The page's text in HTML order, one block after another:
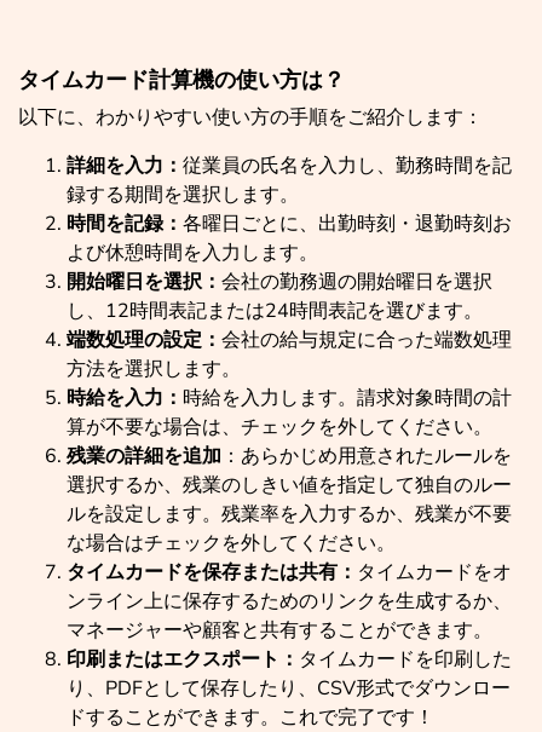
タイムカード計算機の使い方は？
以下に、わかりやすい使い方の手順をご紹介します：
詳細を入力： 従業員の氏名を入力し、勤務時間を記
録する期間を選択します。
時間を記録： 各曜日ごとに、出勤時刻・退勤時刻お
よび休憩時間を入力します。
開始曜日を選択： 会社の勤務週の開始曜日を選択
し、12時間表記または24時間表記を選びます。
端数処理の設定： 会社の給与規定に合った端数処理
方法を選択します。
時給を入力： 時給を入力します。請求対象時間の計
算が不要な場合は、チェックを外してください。
残業の詳細を追加 ：あらかじめ用意されたルールを
選択するか、残業のしきい値を指定して独自のルー
ルを設定します。残業率を入力するか、残業が不要
な場合はチェックを外してください。
タイムカードを保存または共有： タイムカードをオ
ンライン上に保存するためのリンクを生成するか、
マネージャーや顧客と共有することができます。
印刷またはエクスポート： タイムカードを印刷した
り、PDFとして保存したり、CSV形式でダウンロー
ドすることができます。これで完了です！